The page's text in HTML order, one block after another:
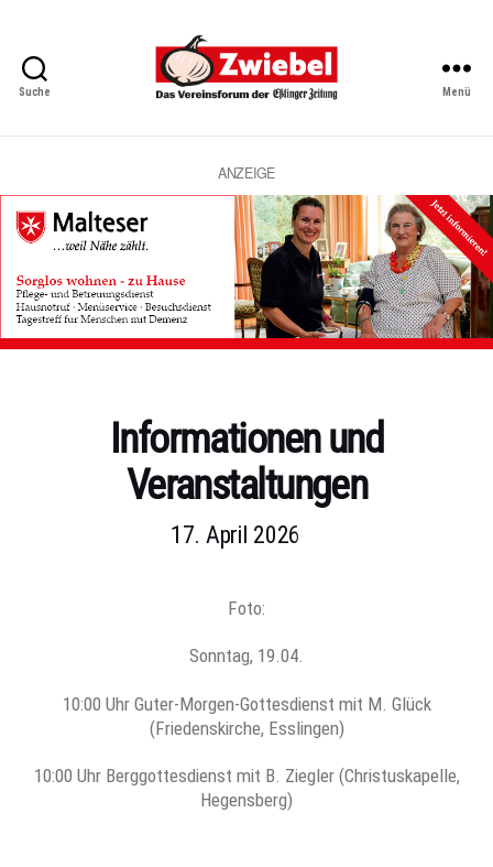
Suche
Vereinsforum
Eßlinger
Zeitung
Menü
ANZEIGE
Informationen und
Veranstaltungen
17. April 2026
Foto:
Sonntag, 19.04.
10:00 Uhr Guter-Morgen-Gottesdienst mit M. Glück
(Friedenskirche, Esslingen)
10:00 Uhr Berggottesdienst mit B. Ziegler (Christuskapelle,
Hegensberg)